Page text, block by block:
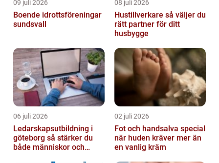
09 juli 2026
Boende idrottsföreningar
sundsvall
08 juli 2026
Hustillverkare så väljer du
rätt partner för ditt
husbygge
06 juli 2026
Ledarskapsutbildning i
göteborg så stärker du
både människor och
02 juli 2026
Fot och handsalva special
när huden kräver mer än
en vanlig kräm